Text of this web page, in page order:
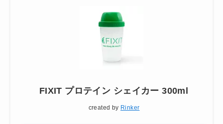
FIXIT プロテイン シェイカー 300ml
created by Rinker